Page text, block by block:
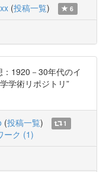
(投稿一覧) 6
1920－30年代のイ
学術リポジトリ”
(投稿一覧)
1
ーク (1)